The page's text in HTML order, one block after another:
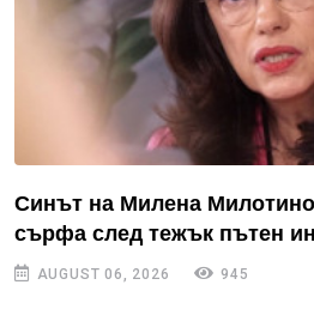
Синът на Милена
сърфа след тежък пътен
AUGUST 06, 2026 945